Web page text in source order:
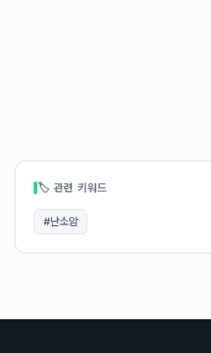
🏷 관련 키워드
#난소암